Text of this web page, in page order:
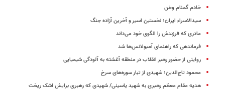
خادم گمنام وطن
سیدالاسراء ایران؛ نخستین اسیر و آخرین آزاده جنگ
مادری که فرزندش را الگوی خود می‌داند
فرماندهی که راهنمای آمبولانس‌ها شد
روایتی از حضور رهبر انقلاب در منطقه آغشته به آلودگی شیمیایی
محمود تاج‌الدین؛ شهیدی از تبار سوره‌های سرخ
هدیه مقام معظم رهبری به شهید یاسینی/ شهیدی که رهبری برایش اشک ریخت